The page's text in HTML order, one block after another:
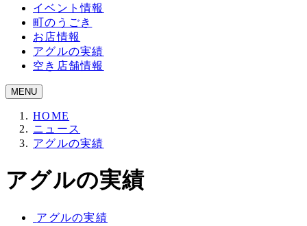
イベント情報
町のうごき
お店情報
アグルの実績
空き店舗情報
MENU
HOME
ニュース
アグルの実績
アグルの実績
アグルの実績